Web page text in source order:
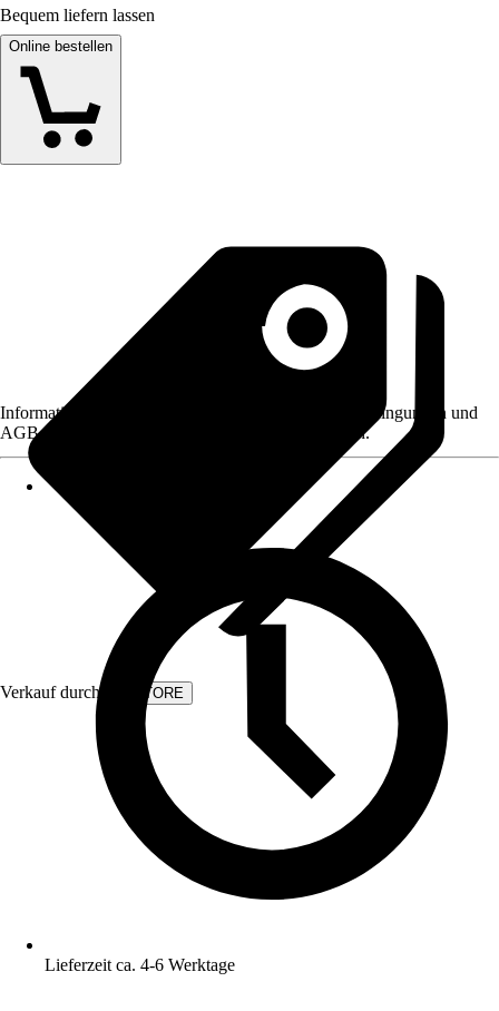
Bequem liefern lassen
Online bestellen
Verkauf durch: KVSTORE
Informationen des Verkäufers, wie z. B. Rückgabebedingungen und
AGB, finden Sie bei Klick auf den Verkäufernamen.
Lieferzeit ca. 4-6 Werktage